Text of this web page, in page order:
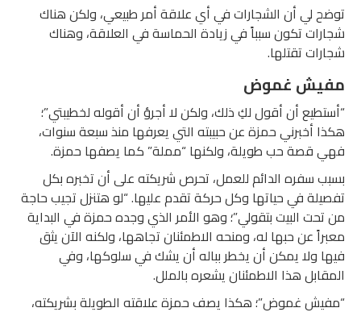
توضح لي أن الشجارات في أي علاقة أمر طبيعي، ولكن هناك
شجارات تكون سبباً في زيادة الحماسة في العلاقة، وهناك
شجارات تقتلها.
مفيش غموض
“أستطيع أن أقول لكِ ذلك، ولكن لا أجرؤ أن أقوله لخطيبتي”؛
هكذا أخبرني حمزة عن حبيبته التي يعرفها منذ سبعة سنوات،
فهي قصة حب طويلة، ولكنها “مملة” كما يصفها حمزة.
بسبب سفره الدائم للعمل، تحرص شريكته على أن تخبره بكل
تفصيلة في حياتها وكل حركة تقدم عليها. “لو هتنزل تجيب حاجة
من تحت البيت بتقولي”؛ وهو الأمر الذي وجده حمزة في البداية
معبراً عن حبها له، ومنحه الاطمئنان تجاهها، ولكنه الآن يثق
فيها ولا يمكن أن يخطر بباله أن يشك في سلوكها، وفي
المقابل هذا الاطمئنان يشعره بالملل.
“مفيش غموض”؛ هكذا يصف حمزة علاقته الطويلة بشريكته،